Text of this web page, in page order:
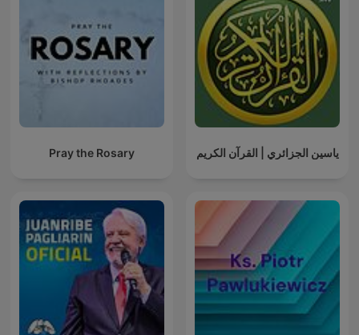
Pray the Rosary ياسين الجزائري | القرآن الكريم